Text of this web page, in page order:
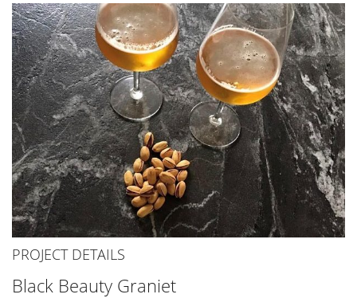
PROJECT DETAILS
Black Beauty Graniet